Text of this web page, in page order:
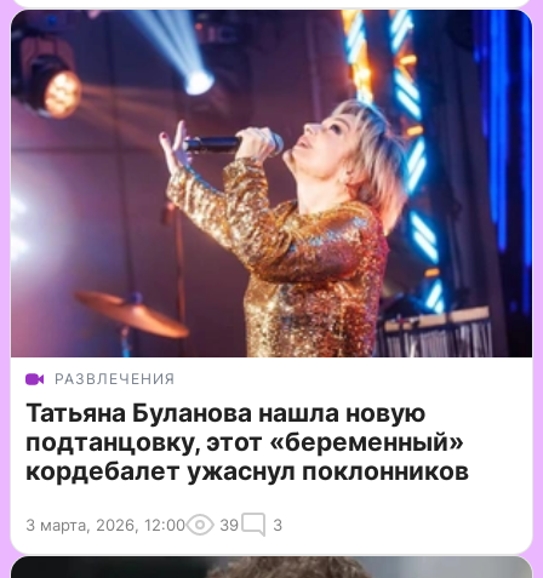
РАЗВЛЕЧЕНИЯ
Татьяна Буланова нашла новую
подтанцовку, этот «беременный»
кордебалет ужаснул поклонников
3 марта, 2026, 12:00 39 3